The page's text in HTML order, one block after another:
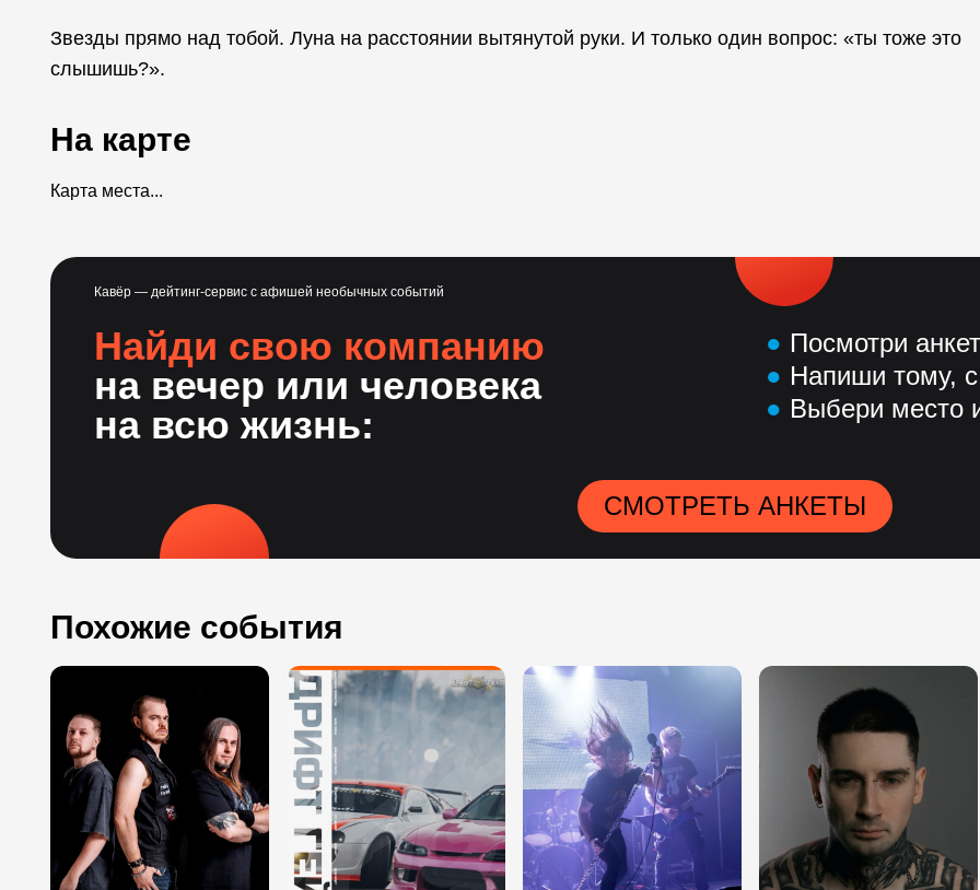
Звезды прямо над тобой. Луна на расстоянии вытянутой руки. И только один вопрос: «ты тоже это
слышишь?».
На карте
Карта места...
Кавёр — дейтинг-сервис с афишей необычных событий
Найди свою компанию
на вечер или человека
на всю жизнь:
● Посмотри
● Напиши тому,
● Выбери место
СМОТРЕТЬ АНКЕТЫ
Похожие события